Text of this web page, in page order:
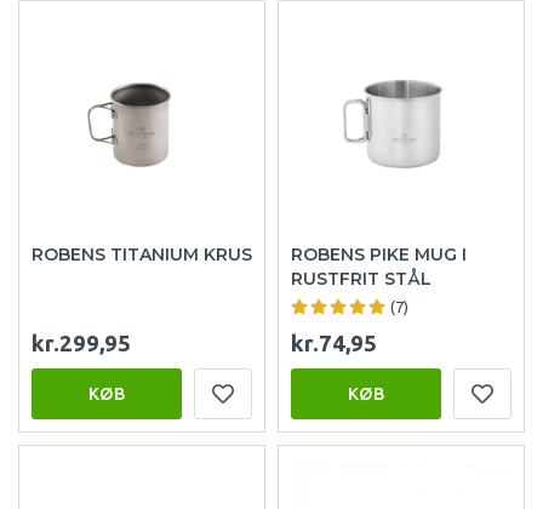
ROBENS TITANIUM KRUS
kr.299,95
KØB
ROBENS PIKE MUG I
RUSTFRIT STÅL
(7)
kr.74,95
KØB